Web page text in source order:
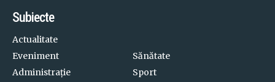
Subiecte
Actualitate
Eveniment
Administrație
Sănătate
Sport